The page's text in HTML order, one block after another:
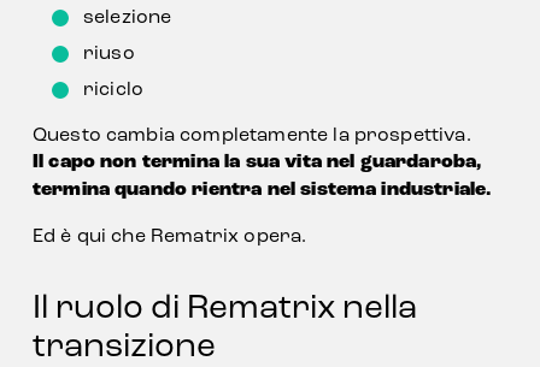
selezione
riuso
riciclo
Questo cambia completamente la prospettiva.
Il capo non termina la sua vita nel guardaroba,
termina quando rientra nel sistema industriale.
Ed è qui che Rematrix opera.
Il ruolo di Rematrix nella
transizione